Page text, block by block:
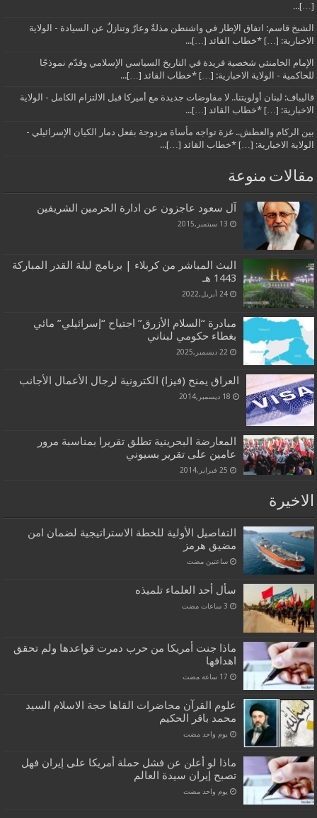
[…]...
الشيخ قاسم: اتفاق الإطار في واشنطن مذلةٌ وعارٌ وتنازلٌ عن السيادة - الولاية
الاخبارية: […] *خطاب القائد […]...
الإمام الخامنئي شخصية فريدة في التاريخ السياسي الإسلامي وقدّم نموذجًا
للحاكمية - الولاية الاخبارية: […] *خطاب القائد […]...
قاليباف: لبنان أولويتنا.. لا مفاوضات جديدة مع أميركا قبل الالتزام الكامل - الولاية
الاخبارية: […] *خطاب القائد […]...
بين الركام والعطش.. غزة تواجه مأساة مزدوجة بفعل دمار الكيان الإسرائيلي -
الولاية الاخبارية: […] *خطاب القائد […]...
مقالات منوعة
آل سعود عاجزون عن ادارة الحرمين الشريفين
13 سبتمبر,2015
البث المباشر من كربلاء | برنامج ليلة القدر المباركة
1443 هـ
24 أبريل,2022
مبادرة “السلام الأزرق” اجتياح “إسرائيلي” مائي
بغطاء حكومي لبناني
22 ديسمبر,2025
العراق يمنح (فيزا) الكترونية لرجال الأعمال الأجانب
18 ديسمبر,2014
المعارضة البحرينية تطلق تقريرا بمناسبة مرور
عامين على تقرير بسيوني
25 فبراير,2014
الاخيرة
التفاصيل الأولية للخطة الاستراتيجية لضمان امن
مضيق هرمز
‏ساعتين مضت
سأل أحد العلماء تلميذه
ماذا جنت أمريكا من حرب دمرت قواعدها ولم تحقق
اهدافها
علوم القرآن محاضرات القاها حجة الاسلام السيد
محمد باقر الحكيم
‏يوم واحد مضت
ماذا لو أعلن عن فشل حملة أمريكا على إيران فهل
تصبح إيران سيدة العالم
‏يوم واحد مضت